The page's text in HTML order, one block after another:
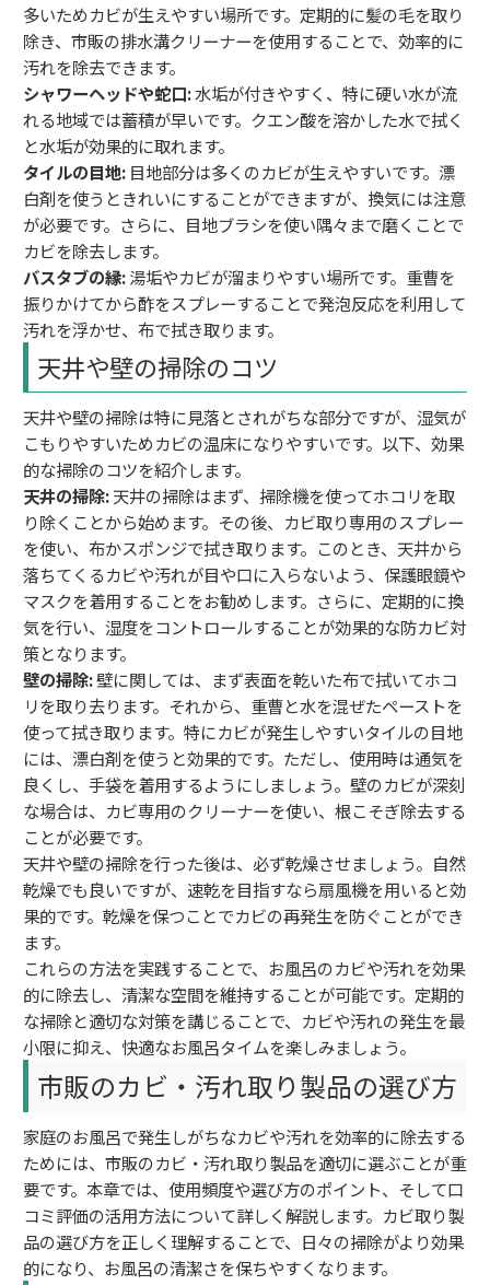
多いためカビが生えやすい場所です。定期的に髪の毛を取り
除き、市販の排水溝クリーナーを使用することで、効率的に
汚れを除去できます。
シャワーヘッドや蛇口:水垢が付きやすく、特に硬い水が流
れる地域では蓄積が早いです。クエン酸を溶かした水で拭く
と水垢が効果的に取れます。
タイルの目地: 目地部分は多くのカビが生えやすいです。漂
白剤を使うときれいにすることができますが、換気には注意
が必要です。さらに、目地ブラシを使い隅々まで磨くことで
カビを除去します。
バスタブの縁:湯垢やカビが溜まりやすい場所です。重曹を
振りかけてから酢をスプレーすることで発泡反応を利用して
汚れを浮かせ、布で拭き取ります。
天井や壁の掃除のコツ
天井や壁の掃除は特に見落とされがちな部分ですが、湿気が
こもりやすいためカビの温床になりやすいです。以下、効果
的な掃除のコツを紹介します。
天井の掃除:天井の掃除はまず、掃除機を使ってホコリを取
り除くことから始めます。その後、カビ取り専用のスプレー
を使い、布かスポンジで拭き取ります。このとき、天井から
落ちてくるカビや汚れが目や口に入らないよう、保護眼鏡や
マスクを着用することをお勧めします。さらに、定期的に換
気を行い、湿度をコントロールすることが効果的な防カビ対
策となります。
壁の掃除:壁に関しては、まず表面を乾いた布で拭いてホコ
リを取り去ります。それから、重曹と水を混ぜたペーストを
使って拭き取ります。特にカビが発生しやすいタイルの目地
には、漂白剤を使うと効果的です。ただし、使用時は通気を
良くし、手袋を着用するようにしましょう。壁のカビが深刻
な場合は、カビ専用のクリーナーを使い、根こそぎ除去する
ことが必要です。
天井や壁の掃除を行った後は、必ず乾燥させましょう。自然
乾燥でも良いですが、速乾を目指すなら扇風機を用いると効
果的です。乾燥を保つことでカビの再発生を防ぐことができ
ます。
これらの方法を実践することで、お風呂のカビや汚れを効果
的に除去し、清潔な空間を維持することが可能です。定期的
な掃除と適切な対策を講じることで、カビや汚れの発生を最
小限に抑え、快適なお風呂タイムを楽しみましょう。
市販のカビ・汚れ取り製品の選び方
家庭のお風呂で発生しがちなカビや汚れを効率的に除去する
ためには、市販のカビ・汚れ取り製品を適切に選ぶことが重
要です。本章では、使用頻度や選び方のポイント、そして口
コミ評価の活用方法について詳しく解説します。カビ取り製
品の選び方を正しく理解することで、日々の掃除がより効果
的になり、お風呂の清潔さを保ちやすくなります。